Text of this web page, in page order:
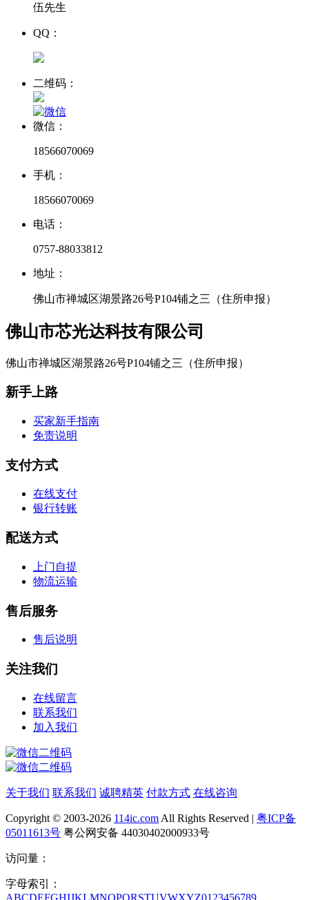
伍先生
QQ：
二维码：
微信：
18566070069
手机：
18566070069
电话：
0757-88033812
地址：
佛山市禅城区湖景路26号P104铺之三（住所申报）
佛山市芯光达科技有限公司
佛山市禅城区湖景路26号P104铺之三（住所申报）
新手上路
买家新手指南
免责说明
支付方式
在线支付
银行转账
配送方式
上门自提
物流运输
售后服务
售后说明
关注我们
在线留言
联系我们
加入我们
关于我们 联系我们 诚聘精英 付款方式 在线咨询
Copyright © 2003-2026 114ic.com All Rights Reserved | 粤ICP备
05011613号 粤公网安备 44030402000933号
访问量：
字母索引：
ABCDEFGHIJKLMNOPQRSTUVWXYZ01 23456789